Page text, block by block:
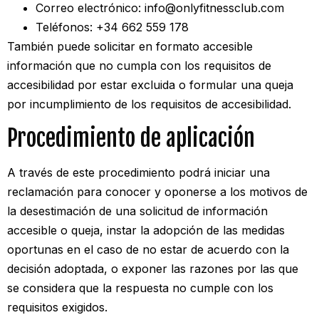
Correo electrónico: info@onlyfitnessclub.com
Teléfonos: +34 662 559 178
También puede solicitar en formato accesible
información que no cumpla con los requisitos de
accesibilidad por estar excluida o formular una queja
por incumplimiento de los requisitos de accesibilidad.
Procedimiento de aplicación
A través de este procedimiento podrá iniciar una
reclamación para conocer y oponerse a los motivos de
la desestimación de una solicitud de información
accesible o queja, instar la adopción de las medidas
oportunas en el caso de no estar de acuerdo con la
decisión adoptada, o exponer las razones por las que
se considera que la respuesta no cumple con los
requisitos exigidos.
Hyrox y Funcional